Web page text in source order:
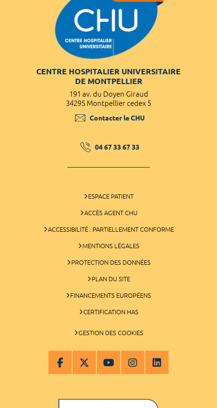
CENTRE HOSPITALIER UNIVERSITAIRE
DE MONTPELLIER
191 av. du Doyen Giraud
34295 Montpellier cedex 5
Contacter le CHU
04 67 33 67 33
ESPACE PATIENT
ACCÈS AGENT CHU
ACCESSIBILITÉ : PARTIELLEMENT CONFORME
MENTIONS LÉGALES
PROTECTION DES DONNÉES
PLAN DU SITE
FINANCEMENTS EUROPÉENS
CERTIFICATION HAS
GESTION DES COOKIES